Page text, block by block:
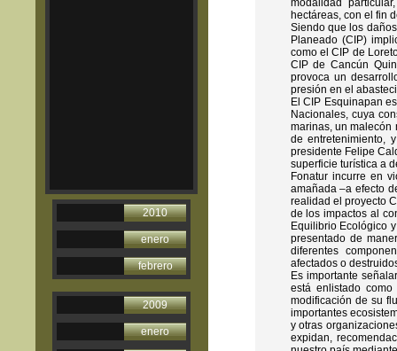
2010
enero
febrero
2009
enero
modalidad
hectáreas, con el fin
Siendo que los
Planeado (CIP)
como el CIP de
CIP de Cancún
provoca un
presión en el
El CIP Esquinapan
Nacionales, cuya
marinas, un malecón
de entretenimiento,
presidente Felipe
superficie turística a
Fonatur incurre en
amañada –a efecto
realidad el proyecto
de los impactos al
Equilibrio Ecológico
presentado de
diferentes
afectados o
Es importante
está enlistado
modificación de su
importantes
y otras
expidan,